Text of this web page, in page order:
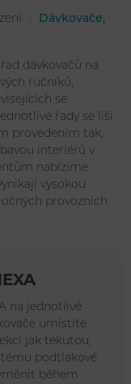
Dávkovače,
dávkovačů na
ručníků,
se
řady se liší
provedením tak,
interiérů v
nabízíme
vysokou
provozních
na jednotlivé
umístíte
jak tekutou,
podtlakové
během